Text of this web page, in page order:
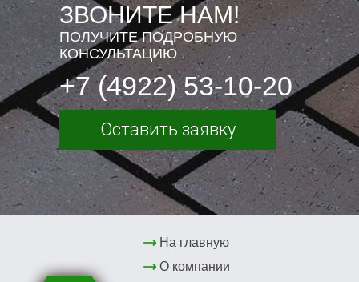
ЗВОНИТЕ НАМ!
ПОЛУЧИТЕ ПОДРОБНУЮ
КОНСУЛЬТАЦИЮ
+7 (4922) 53-10-20
Оставить заявку
На главную
О компании